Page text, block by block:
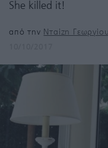
She killed it!
από την Νταίζη Γεωργίου